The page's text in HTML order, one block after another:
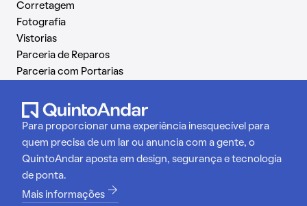
Corretagem
Fotografia
Vistorias
Parceria de Reparos
Parceria com Portarias
Para proporcionar uma experiência inesquecível para
quem precisa de um lar ou anuncia com a gente, o
QuintoAndar aposta em design, segurança e tecnologia
de ponta.
Mais informações